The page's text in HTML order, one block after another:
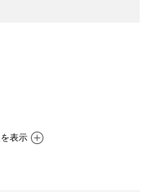
表示